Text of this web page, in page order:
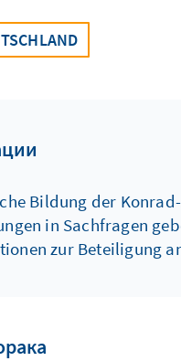
Bildung der
in Sachfragen
zur Beteiligung